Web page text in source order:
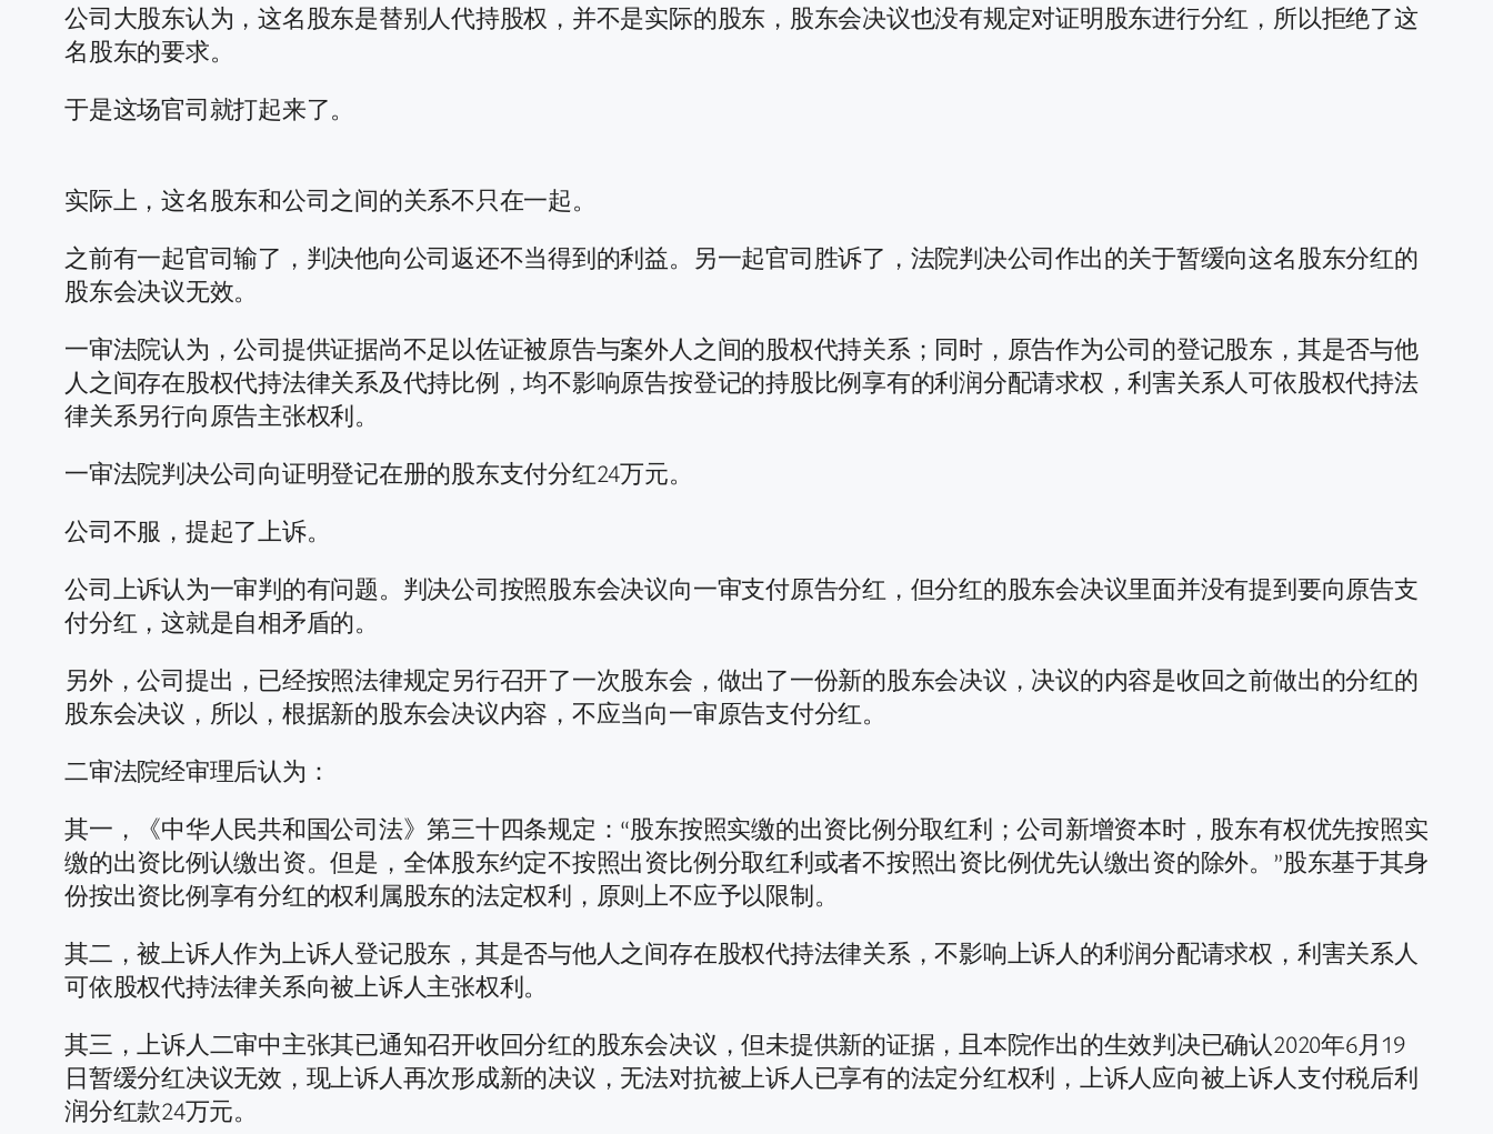
公司大股东认为，这名股东是替别人代持股权，并不是实际的股东，股东会决议也没有规定对证明股东进行分红，所以拒绝了这
名股东的要求。
于是这场官司就打起来了。
实际上，这名股东和公司之间的关系不只在一起。
之前有一起官司输了，判决他向公司返还不当得到的利益。另一起官司胜诉了，法院判决公司作出的关于暂缓向这名股东分红的
股东会决议无效。
一审法院认为，公司提供证据尚不足以佐证被原告与案外人之间的股权代持关系；同时，原告作为公司的登记股东，其是否与他
人之间存在股权代持法律关系及代持比例，均不影响原告按登记的持股比例享有的利润分配请求权，利害关系人可依股权代持法
律关系另行向原告主张权利。
一审法院判决公司向证明登记在册的股东支付分红24万元。
公司不服，提起了上诉。
公司上诉认为一审判的有问题。判决公司按照股东会决议向一审支付原告分红，但分红的股东会决议里面并没有提到要向原告支
付分红，这就是自相矛盾的。
另外，公司提出，已经按照法律规定另行召开了一次股东会，做出了一份新的股东会决议，决议的内容是收回之前做出的分红的
股东会决议，所以，根据新的股东会决议内容，不应当向一审原告支付分红。
二审法院经审理后认为：
其一，《中华人民共和国公司法》第三十四条规定：“股东按照实缴的出资比例分取红利；公司新增资本时，股东有权优先按照实
缴的出资比例认缴出资。但是，全体股东约定不按照出资比例分取红利或者不按照出资比例优先认缴出资的除外。”股东基于其身
份按出资比例享有分红的权利属股东的法定权利，原则上不应予以限制。
其二，被上诉人作为上诉人登记股东，其是否与他人之间存在股权代持法律关系，不影响上诉人的利润分配请求权，利害关系人
可依股权代持法律关系向被上诉人主张权利。
其三，上诉人二审中主张其已通知召开收回分红的股东会决议，但未提供新的证据，且本院作出的生效判决已确认2020年6月19
日暂缓分红决议无效，现上诉人再次形成新的决议，无法对抗被上诉人已享有的法定分红权利，上诉人应向被上诉人支付税后利
润分红款24万元。